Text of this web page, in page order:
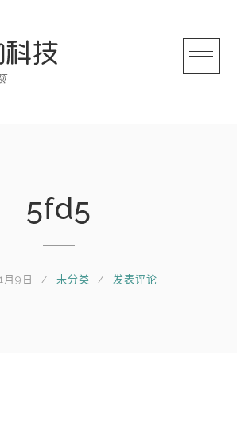
5fd5
9日 未分类 发表评论